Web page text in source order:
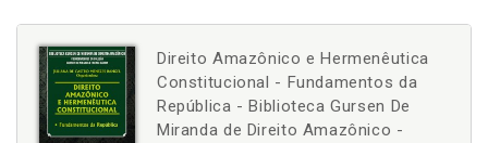
Direito Amazônico e Hermenêutica
Constitucional - Fundamentos da
República - Biblioteca Gursen De
Miranda de Direito Amazônico -